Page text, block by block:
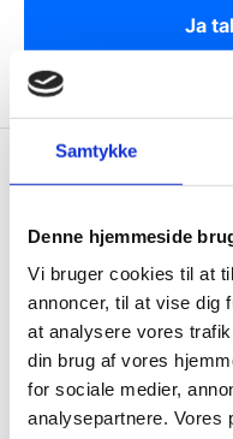
Samtykke
Denne hjemmeside
Vi bruger cookies til at
annoncer, til at vise dig
at analysere vores
din brug af vores
for sociale medier,
analysepartnere. Vores
Ja
Wallshop.dk
Gastrobutikken ApS
Rømersvej 33
7430 Ikast
CVR: 38952986
Telefon træffetid:
Tlf.71 99 30 98